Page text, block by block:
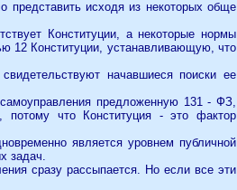
представить исходя из некоторых обще
Конституции, а некоторые нормы
12 Конституции, устанавливающую, что
начавшиеся поиски ее
предложенную 131 - ФЗ,
потому что Конституция - это фактор
является уровнем публичной
задач.
сразу рассыпается. Но если все эти